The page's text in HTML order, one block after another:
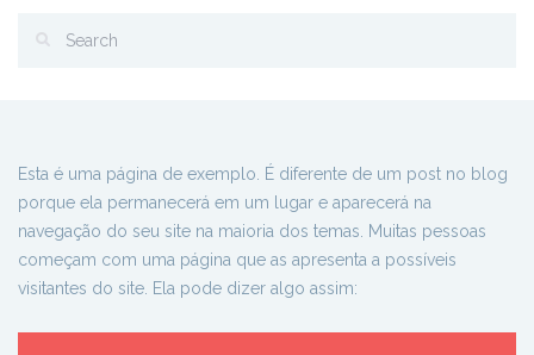
Esta é uma página de exemplo. É diferente de um post no blog
porque ela permanecerá em um lugar e aparecerá na
navegação do seu site na maioria dos temas. Muitas pessoas
começam com uma página que as apresenta a possíveis
visitantes do site. Ela pode dizer algo assim: